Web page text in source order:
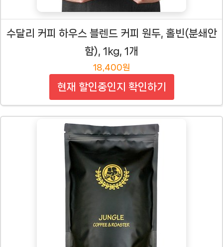
수달리 커피 하우스 블렌드 커피 원두, 홀빈(분쇄안
함), 1kg, 1개
18,400원
현재 할인중인지 확인하기